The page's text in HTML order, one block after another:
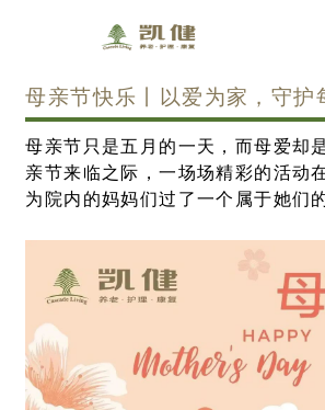
母亲节快乐丨以爱为家，守护
母亲节只是五月的一天，而母爱却
亲节来临之际，一场场精彩的活动
为院内的妈妈们过了一个属于她们